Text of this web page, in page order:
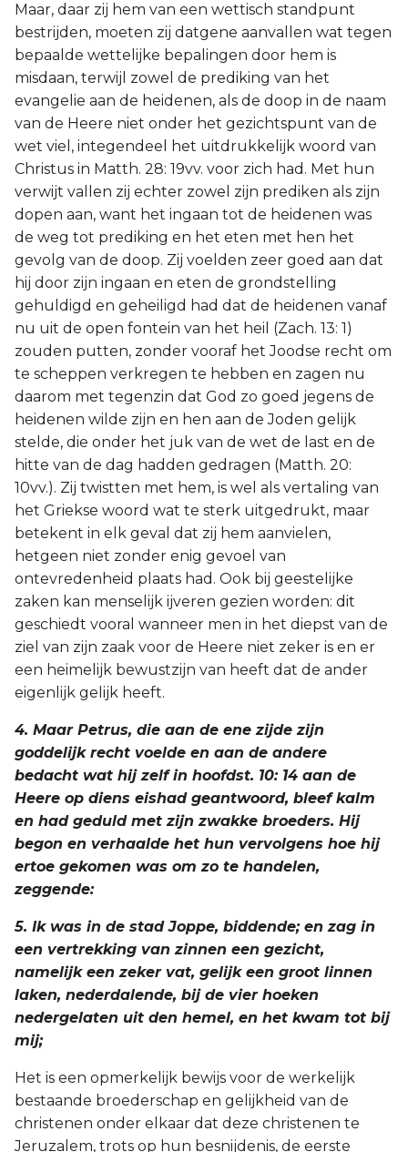
Maar, daar zij hem van een wettisch standpunt
bestrijden, moeten zij datgene aanvallen wat tegen
bepaalde wettelijke bepalingen door hem is
misdaan, terwijl zowel de prediking van het
evangelie aan de heidenen, als de doop in de naam
van de Heere niet onder het gezichtspunt van de
wet viel, integendeel het uitdrukkelijk woord van
Christus in Matth. 28: 19vv. voor zich had. Met hun
verwijt vallen zij echter zowel zijn prediken als zijn
dopen aan, want het ingaan tot de heidenen was
de weg tot prediking en het eten met hen het
gevolg van de doop. Zij voelden zeer goed aan dat
hij door zijn ingaan en eten de grondstelling
gehuldigd en geheiligd had dat de heidenen vanaf
nu uit de open fontein van het heil (Zach. 13: 1)
zouden putten, zonder vooraf het Joodse recht om
te scheppen verkregen te hebben en zagen nu
daarom met tegenzin dat God zo goed jegens de
heidenen wilde zijn en hen aan de Joden gelijk
stelde, die onder het juk van de wet de last en de
hitte van de dag hadden gedragen (Matth. 20:
10vv.). Zij twistten met hem, is wel als vertaling van
het Griekse woord wat te sterk uitgedrukt, maar
betekent in elk geval dat zij hem aanvielen,
hetgeen niet zonder enig gevoel van
ontevredenheid plaats had. Ook bij geestelijke
zaken kan menselijk ijveren gezien worden: dit
geschiedt vooral wanneer men in het diepst van de
ziel van zijn zaak voor de Heere niet zeker is en er
een heimelijk bewustzijn van heeft dat de ander
eigenlijk gelijk heeft.
4. Maar Petrus, die aan de ene zijde zijn
goddelijk recht voelde en aan de andere
bedacht wat hij zelf in hoofdst. 10: 14 aan de
Heere op diens eishad geantwoord, bleef kalm
en had geduld met zijn zwakke broeders. Hij
begon en verhaalde het hun vervolgens hoe hij
ertoe gekomen was om zo te handelen,
zeggende:
5. Ik was in de stad Joppe, biddende; en zag in
een vertrekking van zinnen een gezicht,
namelijk een zeker vat, gelijk een groot linnen
laken, nederdalende, bij de vier hoeken
nedergelaten uit den hemel, en het kwam tot bij
mij;
Het is een opmerkelijk bewijs voor de werkelijk
bestaande broederschap en gelijkheid van de
christenen onder elkaar dat deze christenen te
Jeruzalem, trots op hun besnijdenis, de eerste